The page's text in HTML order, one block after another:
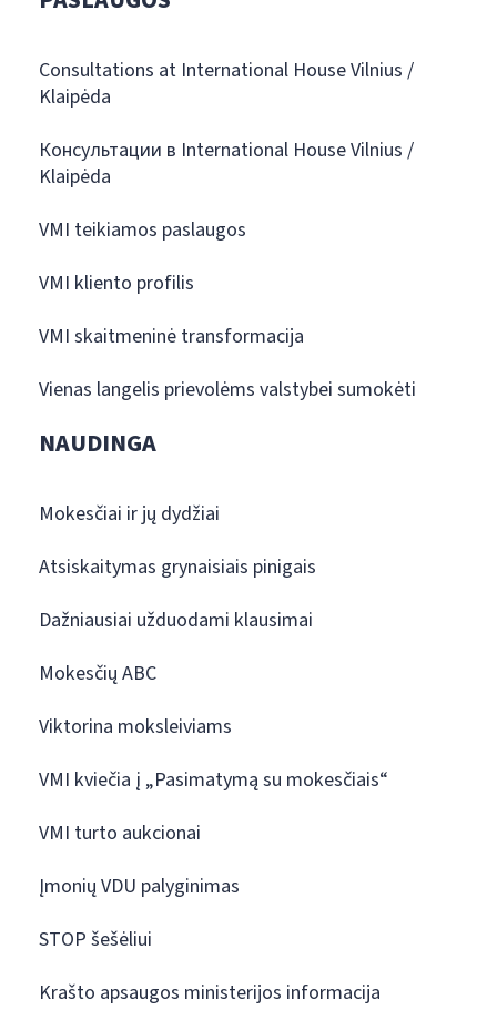
Consultations at International House Vilnius /
Klaipėda
Консультации в International House Vilnius /
Klaipėda
VMI teikiamos paslaugos
VMI kliento profilis
VMI skaitmeninė transformacija
Vienas langelis prievolėms valstybei sumokėti
NAUDINGA
Mokesčiai ir jų dydžiai
Atsiskaitymas grynaisiais pinigais
Dažniausiai užduodami klausimai
Mokesčių ABC
Viktorina moksleiviams
VMI kviečia į „Pasimatymą su mokesčiais“
VMI turto aukcionai
Įmonių VDU palyginimas
STOP šešėliui
Krašto apsaugos ministerijos informacija